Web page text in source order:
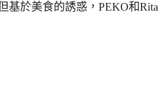
基於美食的誘惑，PEKO和Rita